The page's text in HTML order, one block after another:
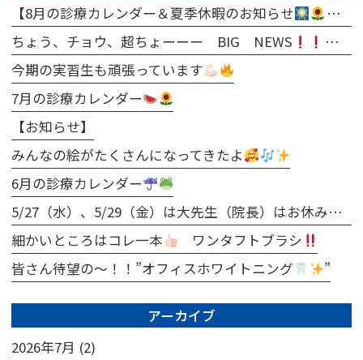
【8月の診療カレンダー＆夏季休暇のお知らせ
ちょう、チョウ、超ちょーーー BIG NEWS
今期の実習生も頑張っています
7月の診療カレンダー
【お知らせ】
みんなの絵がたくさんになってきたよ
6月の診療カレンダー
5/27（水）、5/29（金）は大先生（院長）はお休みとなります
細かいところはコレ一本
ワンタフトブラシ
皆さん待望の～！！”オフィスホワイトニング
”
アーカイブ
2026年7月 (2)